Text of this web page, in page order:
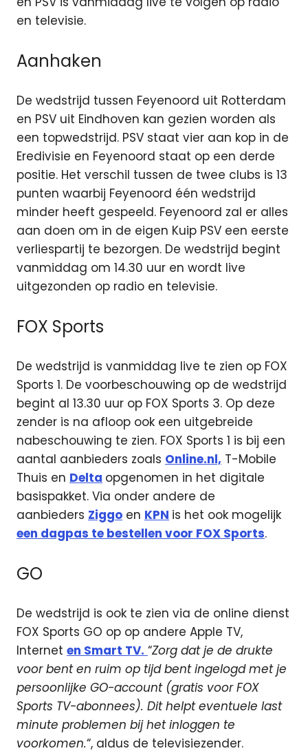
en televisie.
Aanhaken
De wedstrijd tussen Feyenoord uit Rotterdam
en PSV uit Eindhoven kan gezien worden als
een topwedstrijd. PSV staat vier aan kop in de
Eredivisie en Feyenoord staat op een derde
positie. Het verschil tussen de twee clubs is 13
punten waarbij Feyenoord één wedstrijd
minder heeft gespeeld. Feyenoord zal er alles
aan doen om in de eigen Kuip PSV een eerste
verliespartij te bezorgen. De wedstrijd begint
vanmiddag om 14.30 uur en wordt live
uitgezonden op radio en televisie.
FOX Sports
De wedstrijd is vanmiddag live te zien op FOX
Sports 1. De voorbeschouwing op de wedstrijd
begint al 13.30 uur op FOX Sports 3. Op deze
zender is na afloop ook een uitgebreide
nabeschouwing te zien. FOX Sports 1 is bij een
aantal aanbieders zoals Online.nl, T-Mobile
Thuis en Delta opgenomen in het digitale
basispakket. Via onder andere de
aanbieders Ziggo en KPN is het ook mogelijk
een dagpas te bestellen voor FOX Sports.
GO
De wedstrijd is ook te zien via de online dienst
FOX Sports GO op op andere Apple TV,
Internet en Smart TV. “Zorg dat je de drukte
voor bent en ruim op tijd bent ingelogd met je
persoonlijke GO-account (gratis voor FOX
Sports TV-abonnees). Dit helpt eventuele last
minute problemen bij het inloggen te
voorkomen.“, aldus de televisiezender.